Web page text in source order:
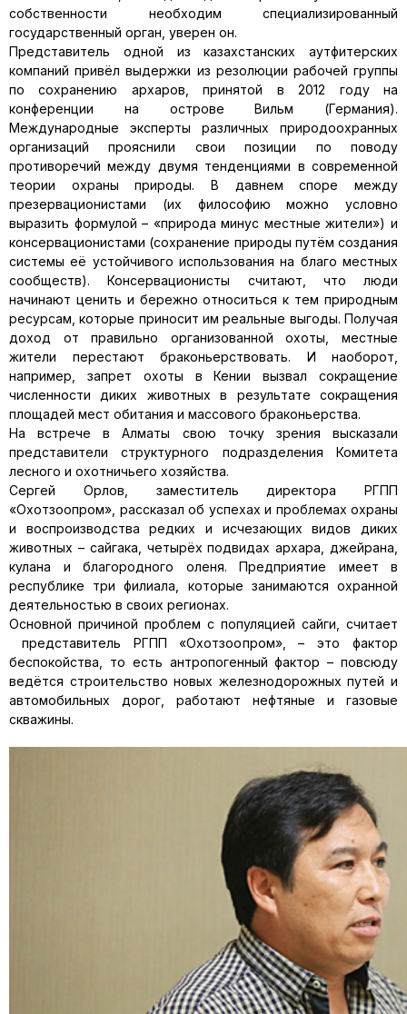
собственности необходим специализированный
государственный орган, уверен он.
Представитель одной из казахстанских аутфитерских
компаний привёл выдержки из резолюции рабочей группы
по сохранению архаров, принятой в 2012 году на
конференции на острове Вильм (Германия).
Международные эксперты различных природоохранных
организаций прояснили свои позиции по поводу
противоречий между двумя тенденциями в современной
теории охраны природы. В давнем споре между
презервационистами (их философию можно условно
выразить формулой – «природа минус местные жители») и
консервационистами (сохранение природы путём создания
системы её устойчивого использования на благо местных
сообществ). Консервационисты считают, что люди
начинают ценить и бережно относиться к тем природным
ресурсам, которые приносит им реальные выгоды. Получая
доход от правильно организованной охоты, местные
жители перестают браконьерствовать. И наоборот,
например, запрет охоты в Кении вызвал сокращение
численности диких животных в результате сокращения
площадей мест обитания и массового браконьерства.
На встрече в Алматы свою точку зрения высказали
представители структурного подразделения Комитета
лесного и охотничьего хозяйства.
Сергей Орлов, заместитель директора РГПП
«Охотзоопром», рассказал об успехах и проблемах охраны
и воспроизводства редких и исчезающих видов диких
животных – сайгака, четырёх подвидах архара, джейрана,
кулана и благородного оленя. Предприятие имеет в
республике три филиала, которые занимаются охранной
деятельностью в своих регионах.
Основной причиной проблем с популяцией сайги, считает
представитель РГПП «Охотзоопром», – это фактор
беспокойства, то есть антропогенный фактор – повсюду
ведётся строительство новых железнодорожных путей и
автомобильных дорог, работают нефтяные и газовые
скважины.